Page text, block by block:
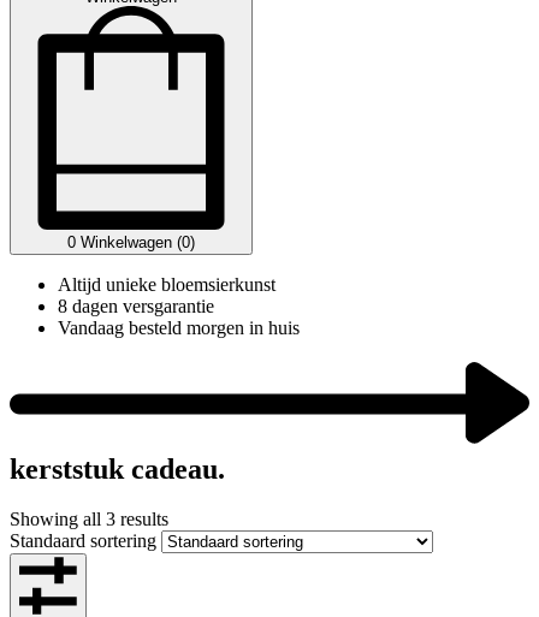
0 Winkelwagen (0)
Altijd unieke bloemsierkunst
8 dagen versgarantie
Vandaag besteld morgen in huis
kerststuk cadeau.
Showing all 3 results
Standaard sortering